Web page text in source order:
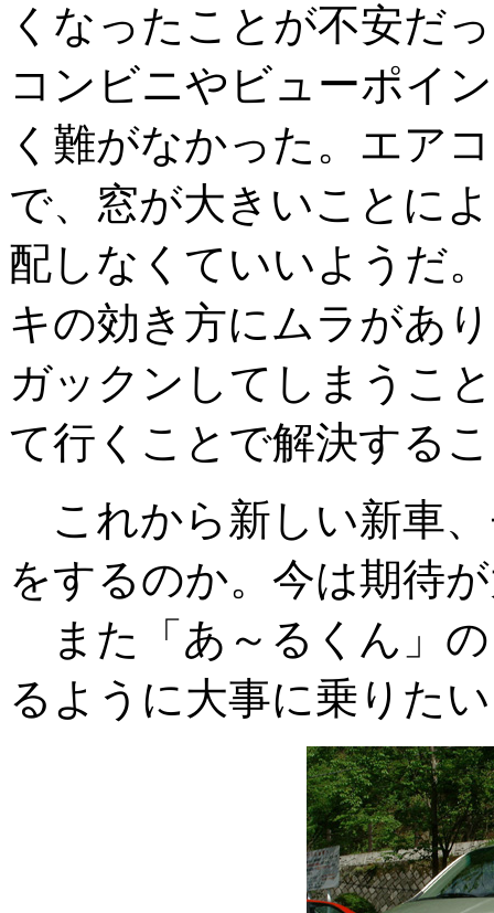
くなったことが不安だ
コンビニやビューポイ
く難がなかった。エア
で、窓が大きいことに
配しなくていいようだ
キの効き方にムラがあ
ガックンしてしまうこ
て行くことで解決する
これから新しい新車
をするのか。今は期待
また「あ～るくん」
るように大事に乗りた